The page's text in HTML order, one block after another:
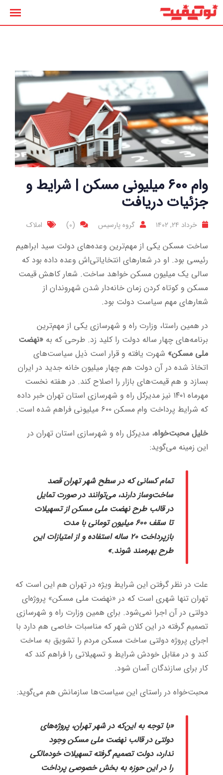
پرش
وام ۶۰۰ میلیونی مسکن | شرایط و
جزئیات دریافت
خرداد ۲۴, ۱۴۰۲ گروه پارسیس (0) املاک
ساخت مسکن یکی از مهم‌ترین وعده‌های دولت سید ابراهیم
رئیسی بود. او در شعارهای انتخایاتی‌اش وعده داده بود که
سالی یک میلیون مسکن خواهد ساخت. شعار کاهش قیمت
مسکن و کوتاه کردن زمان خانه‌دار شدن شهروندان از
شعارهای مهم سیاست‌ دولت بود.
در همین راستا، وزارت راه و شهرسازی یکی از مهم‌ترین
برنامه‌های چهار ساله دولت را کلید زد. طرحی که به «نهضت
ملی مسکن» شهرت یافته و قرار است ذیل سیاست‌های
اتخاذ شده در آن دولت هم چهار میلیون خانه جدید در ایران
بسازد و هم قیمت‌های بازار را اصلاح کند. در هفته نخست
مهرماه ۱۴۰۱ نیز مدیرکل راه و شهرسازی استان تهران خبر داده
که شرایط پرداخت وام مسکن ۶۰۰ میلیونی فراهم شده است.
خلیل محبت‌خواه، مدیرکل راه و شهرسازی استان تهران در
این زمینه می‌گوید:
تمام کسانی که در سطح شهر تهران قصد
ساخت‌وساز دارند، می‌توانند در صورت تمایل
در قالب طرح نهضت ملی مسکن از تسهیلات
تا سقف ۶۰۰ میلیون تومانی با مدت
بازپرداخت ۲۰ ساله استفاده و از امتیازات این
طرح بهره‌مند شوند.»
علت در نظر گرفتن این شرایط ویژه در تهران هم این است که
تهران تنها شهری است که در «نهضت ملی مسکن» پروژه‌ای
دولتی در آن اجرا نمی‌‎شود. برای همین وزارت راه و شهرسازی
تصمیم گرفته در این کلان شهر که مناسبات خاصی هم دارد با
اجرای پروژه دولتی ساخت مسکن مردم را تشویق به ساخت
کند و در مقابل خودش شرایط و تسهیلاتی را فراهم کند که
کار برای سازندگان آسان شود.
محبت‌خواه در راستای این سیاست‌ها سازمانش هم می‌گوید:
«با توجه به این‌که در شهر تهران، پروژه‌های
دولتی در قالب نهضت ملی مسکن وجود
ندارد، دولت تصمیم گرفته تسهیلات خودمالکی
را در این حوزه به بخش خصوصی پرداخت